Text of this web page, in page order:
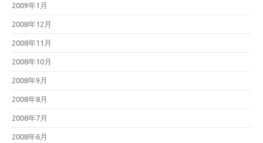
2009年1月
2008年12月
2008年11月
2008年10月
2008年9月
2008年8月
2008年7月
2008年6月